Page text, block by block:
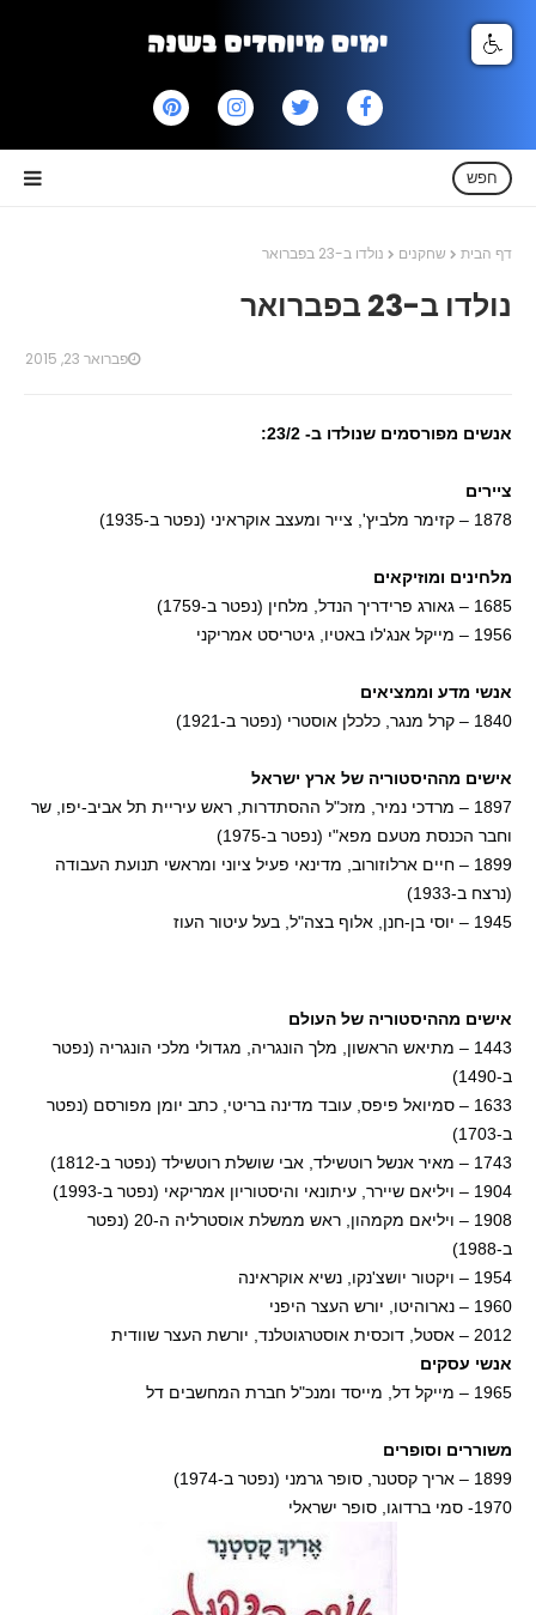
חפש
דף הבית שחקנים נולדו ב-23 בפברואר
נולדו ב-23 בפברואר
פברואר 23, 2015
אנשים מפורסמים שנולדו ב- 23/2:
ציירים
1878 – קזימר מלביץ', צייר ומעצב אוקראיני (נפטר ב-1935)
מלחינים ומוזיקאים
1685 – גאורג פרידריך הנדל, מלחין (נפטר ב-1759)
1956 – מייקל אנג'לו באטיו, גיטריסט אמריקני
אנשי מדע וממציאים
1840 – קרל מנגר, כלכלן אוסטרי (נפטר ב-1921)
אישים מההיסטוריה של ארץ ישראל
1897 – מרדכי נמיר, מזכ"ל ההסתדרות, ראש עיריית תל אביב-יפו, שר
וחבר הכנסת מטעם מפא"י (נפטר ב-1975)
1899 – חיים ארלוזורוב, מדינאי פעיל ציוני ומראשי תנועת העבודה
(נרצח ב-1933)
1945 – יוסי בן-חנן, אלוף בצה"ל, בעל עיטור העוז
אישים מההיסטוריה של העולם
1443 – מתיאש הראשון, מלך הונגריה, מגדולי מלכי הונגריה (נפטר
ב-1490)
1633 – סמיואל פיפס, עובד מדינה בריטי, כתב יומן מפורסם (נפטר
ב-1703)
1743 – מאיר אנשל רוטשילד, אבי שושלת רוטשילד (נפטר ב-1812)
1904 – ויליאם שיירר, עיתונאי והיסטוריון אמריקאי (נפטר ב-1993)
1908 – ויליאם מקמהון, ראש ממשלת אוסטרליה ה-20 (נפטר
ב-1988)
1954 – ויקטור יושצ'נקו, נשיא אוקראינה
1960 – נארוהיטו, יורש העצר היפני
2012 – אסטל, דוכסית אוסטרגוטלנד, יורשת העצר שוודית
אנשי עסקים
1965 – מייקל דל, מייסד ומנכ"ל חברת המחשבים דל
משוררים וסופרים
1899 – אריך קסטנר, סופר גרמני (נפטר ב-1974)
1970- סמי ברדוגו, סופר ישראלי